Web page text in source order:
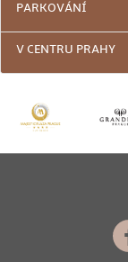
PARKOVÁNÍ
V CENTRU PRAHY